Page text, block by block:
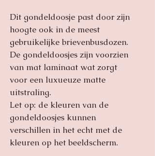
Dit gondeldoosje past door zijn
hoogte ook in de meest
gebruikelijke brievenbusdozen.
De gondeldoosjes zijn voorzien
van mat laminaat wat zorgt
voor een luxueuze matte
uitstraling.
Let op: de kleuren van de
gondeldoosjes kunnen
verschillen in het echt met de
kleuren op het beeldscherm.